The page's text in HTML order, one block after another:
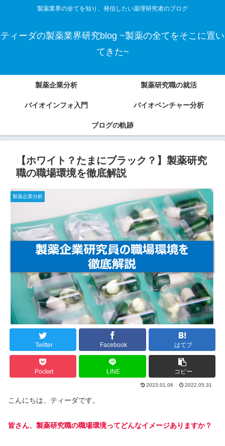
製薬業界の全てを知り、発信したい薬理研究者のブログ
ティーダの製薬業界研究blog ~製薬の全てをそこに置い
てきた~
製薬企業分析 製薬研究職の就活
バイオインフォ入門 バイオベンチャー分析
ブログの軌跡
【ホワイト？たまにブラック？】製薬研究
職の職場環境を徹底解説
製薬企業分析
Twitter Facebook はてブ
Pocket LINE コピー
2023.01.06 2022.05.31
こんにちは、ティーダです。
皆さん、製薬研究職の職場環境ってどんなイメージありますか？